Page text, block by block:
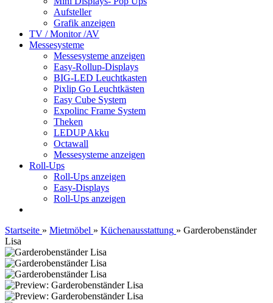
Aufsteller
Grafik anzeigen
TV / Monitor /AV
Messesysteme
Messesysteme anzeigen
Easy-Rollup-Displays
BIG-LED Leuchtkasten
Pixlip Go Leuchtkästen
Easy Cube System
Expolinc Frame System
Theken
LEDUP Akku
Octawall
Messesysteme anzeigen
Roll-Ups
Roll-Ups anzeigen
Easy-Displays
Roll-Ups anzeigen
Startseite » Mietmöbel » Küchenausstattung » Garderobenständer
Lisa